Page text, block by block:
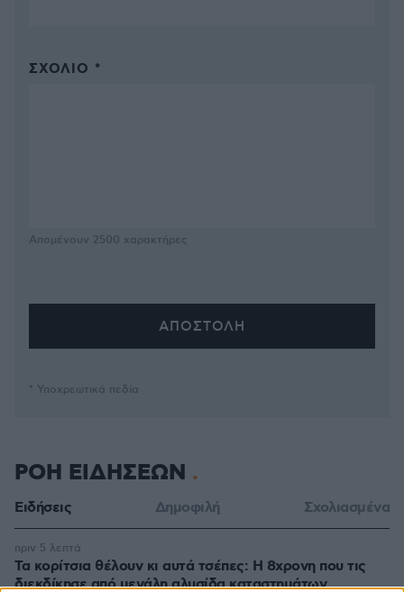
ΣΧΌΛΙΟ *
Απομένουν 2500 χαρακτήρες
* Υποχρεωτικά πεδία
ΡΟΗ ΕΙΔΗΣΕΩΝ
Ειδήσεις Δημοφιλή Σχολιασμένα
Τα κορίτσια θέλουν κι αυτά τσέπες: Η 8χρονη που τις
διεκδίκησε από μεγάλη αλυσίδα καταστημάτων
πριν 5 λεπτά